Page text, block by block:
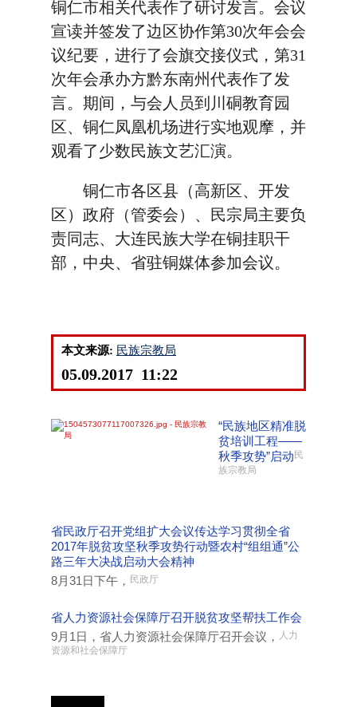
铜仁市相关代表作了研讨发言。会议
宣读并签发了边区协作第30次年会会
议纪要，进行了会旗交接仪式，第31
次年会承办方黔东南州代表作了发
言。期间，与会人员到川硐教育园
区、铜仁凤凰机场进行实地观摩，并
观看了少数民族文艺汇演。
铜仁市各区县（高新区、开发
区）政府（管委会）、民宗局主要负
责同志、大连民族大学在铜挂职干
部，中央、省驻铜媒体参加会议。
本文来源: 民族宗教局
05.09.2017 11:22
“民族地区精准脱
贫培训工程——
秋季攻势”启动 民
族宗教局
省民政厅召开党组扩大会议传达学习贯彻全省
2017年脱贫攻坚秋季攻势行动暨农村“组组通”公
路三年大决战启动大会精神
8月31日下午， 民政厅
省人力资源社会保障厅召开脱贫攻坚帮扶工作会
9月1日，省人力资源社会保障厅召开会议， 人力
资源和社会保障厅